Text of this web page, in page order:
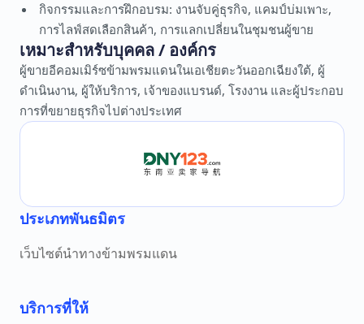
กิจกรรมและการฝึกอบรม: งานจับคู่ธุรกิจ, แคมป์บ่มเพาะ,
การไลฟ์สดเลือกสินค้า, การแลกเปลี่ยนในชุมชนผู้ขาย
เหมาะสำหรับบุคคล / องค์กร
ผู้ขายอีคอมเมิร์ซข้ามพรมแดนในเอเชียตะวันออกเฉียงใต้, ผู้
ดำเนินงาน, ผู้ให้บริการ, เจ้าของแบรนด์, โรงงาน และผู้ประกอบ
การที่ขยายธุรกิจไปต่างประเทศ
ประเภทพันธมิตร
เว็บไซต์นำทางข้ามพรมแดน
บริการที่ให้